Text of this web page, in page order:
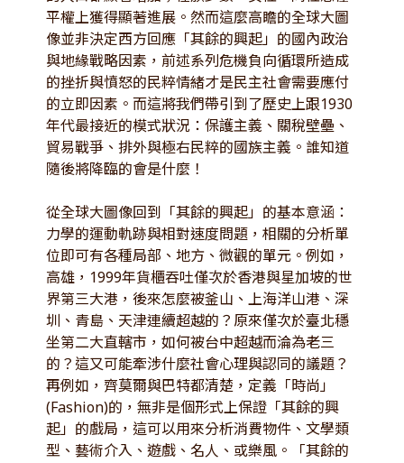
平權上獲得顯著進展。然而這麼高瞻的全球大圖
像並非決定西方回應「其餘的興起」的國內政治
與地緣戰略因素，前述系列危機負向循環所造成
的挫折與憤怒的民粹情緒才是民主社會需要應付
的立即因素。而這將我們帶引到了歷史上跟1930
年代最接近的模式狀況：保護主義、關稅壁壘、
貿易戰爭、排外與極右民粹的國族主義。誰知道
隨後將降臨的會是什麼！
從全球大圖像回到「其餘的興起」的基本意涵：
力學的運動軌跡與相對速度問題，相關的分析單
位即可有各種局部、地方、微觀的單元。例如，
高雄，1999年貨櫃吞吐僅次於香港與星加坡的世
界第三大港，後來怎麼被釜山、上海洋山港、深
圳、青島、天津連續超越的？原來僅次於臺北穩
坐第二大直轄市，如何被台中超越而淪為老三
的？這又可能牽涉什麼社會心理與認同的議題？
再例如，齊莫爾與巴特都清楚，定義「時尚」
(Fashion)的，無非是個形式上保證「其餘的興
起」的戲局，這可以用來分析消費物件、文學類
型、藝術介入、遊戲、名人、或樂風。「其餘的